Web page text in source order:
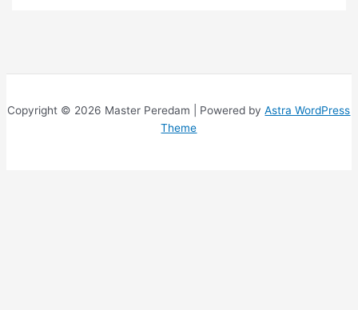
Copyright © 2026 Master Peredam | Powered byAstra WordPress
Theme